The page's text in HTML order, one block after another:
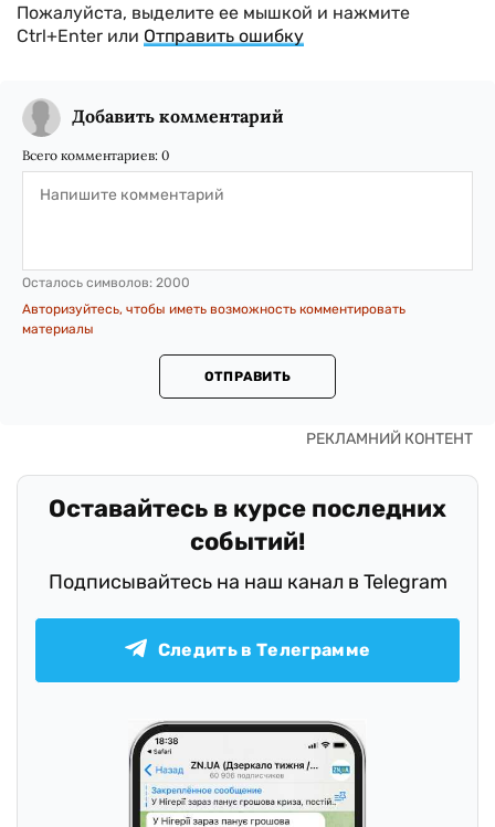
Пожалуйста, выделите ее мышкой и нажмите
Ctrl+Enter или Отправить ошибку
Добавить комментарий
Всего комментариев: 0
Осталось символов: 2000
Авторизуйтесь, чтобы иметь возможность комментировать
материалы
ОТПРАВИТЬ
Оставайтесь в курсе последних
событий!
Подписывайтесь на наш канал в Telegram
Следить в Телеграмме